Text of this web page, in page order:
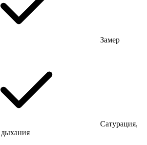
Замер
Сатурация,
дыхания